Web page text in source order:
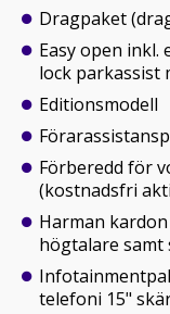
Dragpaket
Easy open inkl.
lock parkassist
Editionsmodell
Förberedd för
(kostnadsfri
Harman
högtalare samt
telefoni 15"